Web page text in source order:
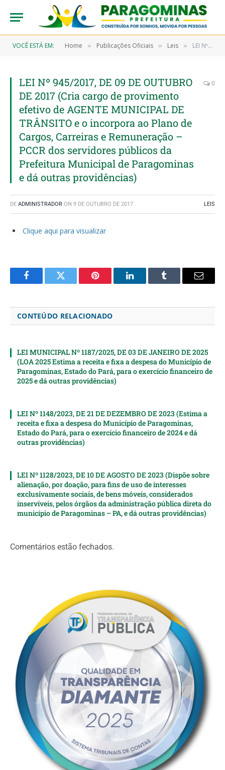
VOCÊ ESTÁ EM: Home » Publicações Oficiais » Leis » LEI Nº 945/2017, DE 09 DE OUTUBRO DE 2017 (Cria cargo de provimento efetivo de AGENTE MUNICIPAL DE TRÂNSITO e o incorpora ao Plano de Cargos, Carreiras e Remuneração – PCCR dos servidores públicos da Prefeitura Municipal de Paragominas e dá outras providências)
LEI Nº 945/2017, DE 09 DE OUTUBRO
DE 2017 (Cria cargo de provimento
efetivo de AGENTE MUNICIPAL DE
TRÂNSITO e o incorpora ao Plano de
Cargos, Carreiras e Remuneração –
PCCR dos servidores públicos da
Prefeitura Municipal de Paragominas
e dá outras providências)
0
DE ADMINISTRADOR ON 9 DE OUTUBRO DE 2017 LEIS
Clique aqui para visualizar
FacebookTwitter Pinterest LinkedInTumblr Email
CONTEÚDO RELACIONADO
LEI MUNICIPAL Nº 1187/2025, DE 03 DE JANEIRO DE 2025
(LOA 2025 Estima a receita e fixa a despesa do Município de
Paragominas, Estado do Pará, para o exercício financeiro de
2025 e dá outras providências)
LEI Nº 1148/2023, DE 21 DE DEZEMBRO DE 2023 (Estima a
receita e fixa a despesa do Município de Paragominas,
Estado do Pará, para o exercício financeiro de 2024 e dá
outras providências)
LEI Nº 1128/2023, DE 10 DE AGOSTO DE 2023 (Dispõe sobre
alienação, por doação, para fins de uso de interesses
exclusivamente sociais, de bens móveis, considerados
inservíveis, pelos órgãos da administração pública direta do
município de Paragominas – PA, e dá outras providências)
Comentários estão fechados.